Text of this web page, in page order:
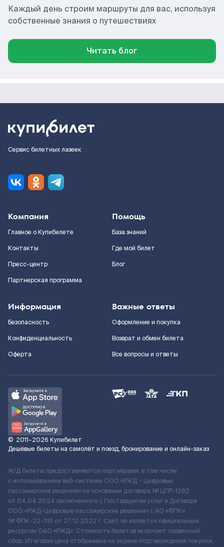
Каждый день строим маршруты для вас, используя
собственные знания о путешествиях
Читать блог
Сервис билетных лазеек
Компания
Главное о Купибилете
Контакты
Пресс-центр
Партнерская программа
Помощь
База знаний
Где мой билет
Блог
Информация
Безопасность
Конфиденциальность
Оферта
Важные ответы
Оформление и покупка
Возврат и обмен билета
Все вопросы и ответы
© 2011–2026 Купибилет
Дешёвые билеты на самолёт и поезд, бронирование и онлайн-заказ
Ж/Д билеты предоставляются партнёрами, в том числе
с использованием веб-системы ООО «РЖД – Цифровые
пассажирские решения» на основании договора № ЦПР-1282
от 04.04.2024 заключенного с Поставщиком услуг и Договора
ООО «РЖД-Цифровые пассажирские решения» c АО «ФПК»
№ ФПК-22-316 от 27.12.2022 г. Сайт не является официальным
ресурсом ОАО «РЖД». Стоимость билетов включает сервисный
сбор. Итоговая цена отображена на экране подтверждения покупки.